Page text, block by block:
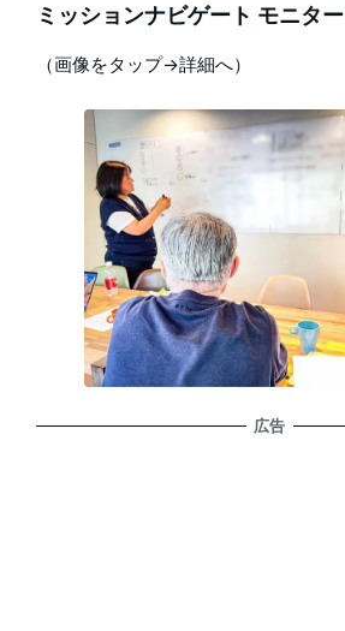
ミッションナビゲート モニター
（画像をタップ→詳細へ）
広告